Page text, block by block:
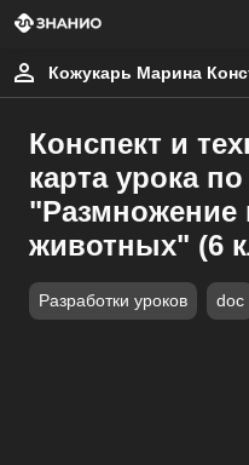
Кожукарь Марина
Конспект и
карта урока
"Размножение
животных" (6
Разработки уроков doc